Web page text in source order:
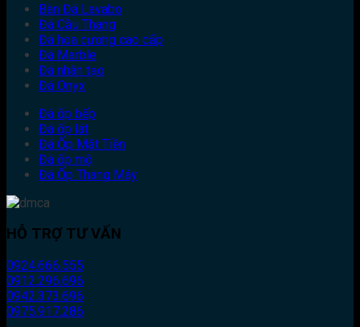
Bàn Đá Lavabo
Đá Cầu Thang
Đá hoa cương cao cấp
Đá Marble
Đá nhân tạo
Đá Onyx
Đá ốp bếp
Đá ốp lát
Đá Ốp Mặt Tiền
Đá ốp mộ
Đá Ốp Thang Máy
HỖ TRỢ TƯ VẤN
0924.666.555
0912.296.696
0942.373.696
0975.917.286